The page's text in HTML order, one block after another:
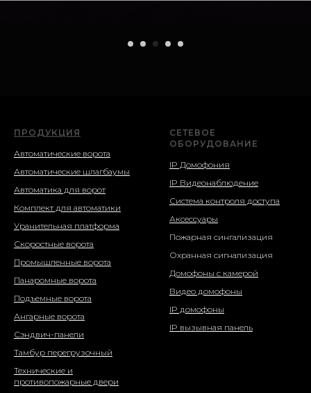
ПРОДУКЦИЯ
Автоматические ворота
Автоматические шлагбаумы
Автоматика для ворот
Комплект для автоматики
Уранительная платформа
Скоростные ворота
Промышленные ворота
Панаромные ворота
Подъемные ворота
Ангарные ворота
Сэндвич-панели
Тамбур перегрузочный
Технические и
противопожарные двери
СЕТЕВОЕ
ОБОРУДОВАНИЕ
IP Домофония
IP Видеонаблюдение
Система контроля доступа
Аксессуары
Пожарная сингализация
Охранная сигнализация
Домофоны с камерой
Видео домофоны
IP домофоны
IP вызывная панель